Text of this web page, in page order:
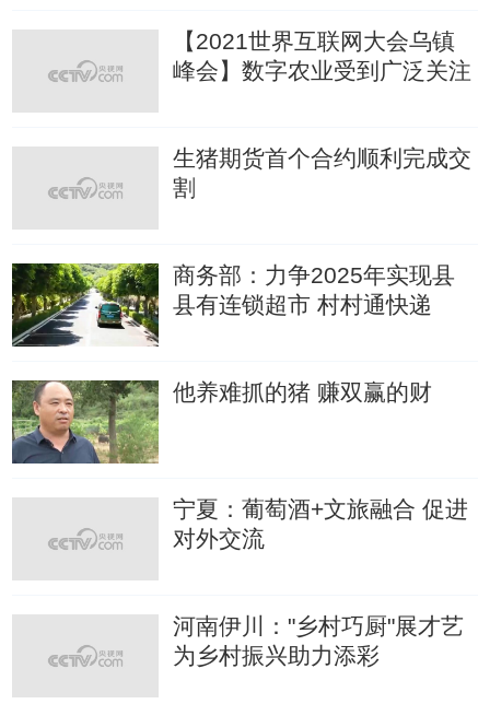
【2021世界互联网大会乌镇
峰会】数字农业受到广泛关注
生猪期货首个合约顺利完成交
割
商务部：力争2025年实现县
县有连锁超市 村村通快递
他养难抓的猪 赚双赢的财
宁夏：葡萄酒+文旅融合 促进
对外交流
河南伊川："乡村巧厨"展才艺
为乡村振兴助力添彩